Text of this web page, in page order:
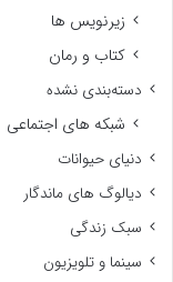
زیرنویس ها
کتاب و رمان
دسته‌بندی نشده
شبکه های اجتماعی
دنیای حیوانات
دیالوگ های ماندگار
سبک زندگی
سینما و تلویزیون